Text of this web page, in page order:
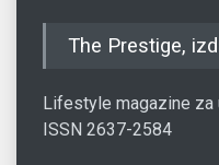
The Prestige,
Lifestyle magazine za
ISSN 2637-2584